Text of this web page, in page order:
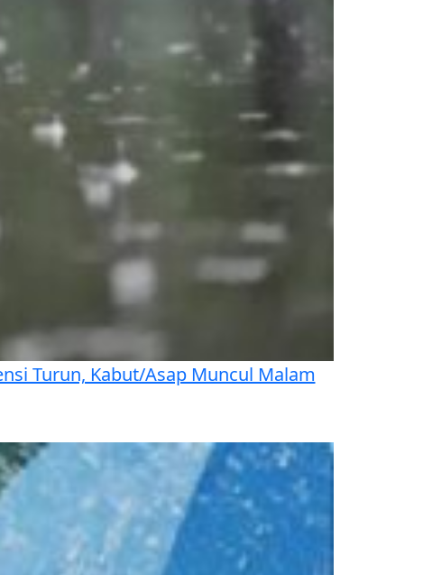
Turun, Kabut/Asap Muncul Malam